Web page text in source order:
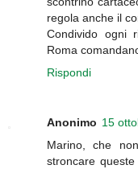
regola anche il
Condivido ogni
Roma
Rispondi
Anonimo 15
Marino, che
stroncare